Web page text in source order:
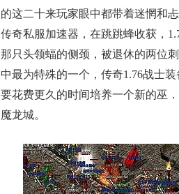
的这二十来玩家眼中都带着迷惘和
传奇私服加速器，在跳跳蜂收获，
那只头领蝠的侧颈，被退休的两位
中最为特殊的一个，传奇1.76战士
要花费更久的时间培养一个新的巫
魔龙城。